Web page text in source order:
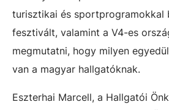
turisztikai és sportprogramokkal
fesztivált, valamint a V4-es
megmutatni, hogy milyen
van a magyar hallgatóknak.
Eszterhai Marcell, a Hallgatói